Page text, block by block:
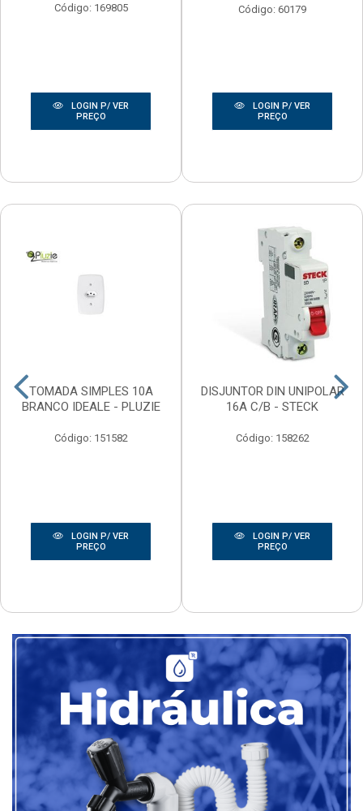
Código: 169805
LOGIN P/ VER
PREÇO
Código: 60179
LOGIN P/ VER
PREÇO
TOMADA SIMPLES 10A
BRANCO IDEALE - PLUZIE
Código: 151582
LOGIN P/ VER
PREÇO
DISJUNTOR DIN UNIPOLAR
16A C/B - STECK
Código: 158262
LOGIN P/ VER
PREÇO